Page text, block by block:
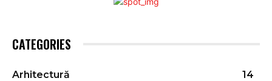
CATEGORIES
Arhitectură
14